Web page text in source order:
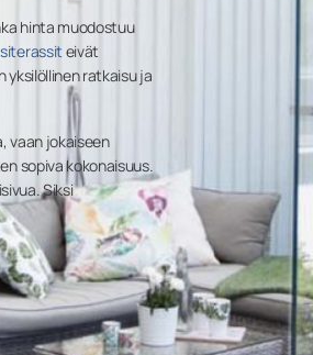
hinta muodostuu
eivät
yksilöllinen ratkaisu ja
vaan jokaiseen
sopiva kokonaisuus.
Siksi